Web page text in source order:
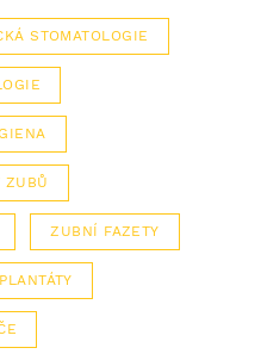
STOMATOLOGIE
ZUBŮ
ZUBNÍ FAZETY